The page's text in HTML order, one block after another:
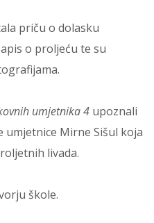
priču o dolasku
o proljeću te su
umjetnika 4 upoznali
Mirne Sišul koja
livada.
škole.